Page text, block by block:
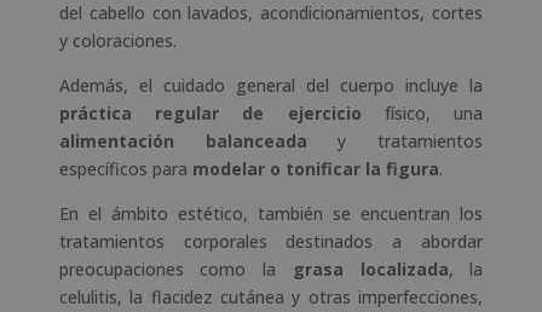
del cabello con lavados, acondicionamientos, cortes
y coloraciones.
Además, el cuidado general del cuerpo incluye la
práctica regular de ejercicio físico, una
alimentación balanceada y tratamientos
específicos para modelar o tonificar la figura.
En el ámbito estético, también se encuentran los
tratamientos corporales destinados a abordar
preocupaciones como la
grasa localizada, la
celulitis, la flacidez cutánea y otras imperfecciones,